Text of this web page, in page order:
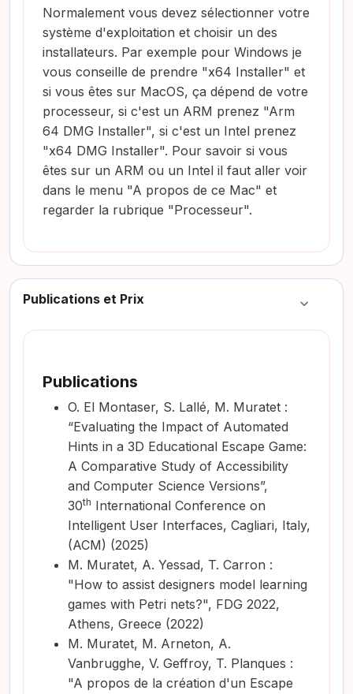
Normalement vous devez sélectionner votre
système d'exploitation et choisir un des
installateurs. Par exemple pour Windows je
vous conseille de prendre "x64 Installer" et
si vous êtes sur MacOS, ça dépend de votre
processeur, si c'est un ARM prenez "Arm
64 DMG Installer", si c'est un Intel prenez
"x64 DMG Installer". Pour savoir si vous
êtes sur un ARM ou un Intel il faut aller voir
dans le menu "A propos de ce Mac" et
regarder la rubrique "Processeur".
Publications et Prix
Colapsar
Publications
O. El Montaser, S. Lallé, M. Muratet :
“Evaluating the Impact of Automated
Hints in a 3D Educational Escape Game:
A Comparative Study of Accessibility
and Computer Science Versions”,
30th International Conference on
Intelligent User Interfaces, Cagliari, Italy,
(ACM) (2025)
M. Muratet, A. Yessad, T. Carron :
"How to assist designers model learning
games with Petri nets?", FDG 2022,
Athens, Greece (2022)
M. Muratet, M. Arneton, A.
Vanbrugghe, V. Geffroy, T. Planques :
"A propos de la création d'un Escape